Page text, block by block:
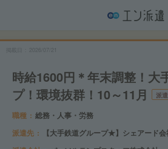
2026/07/21
時給1600円＊年末調整！大
プ！環境抜群！10～11月
派遣
職種
総務・人事・労務
派遣先
【大手鉄道グループ★】シェアード会